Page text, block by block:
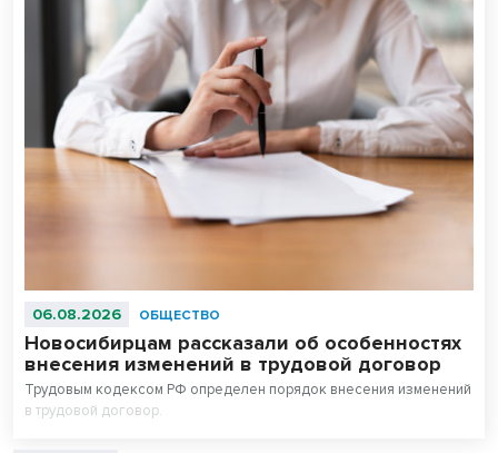
06.08.2026 ОБЩЕСТВО
Новосибирцам рассказали об особенностях
внесения изменений в трудовой договор
Трудовым кодексом РФ определен порядок внесения изменений
в трудовой договор.